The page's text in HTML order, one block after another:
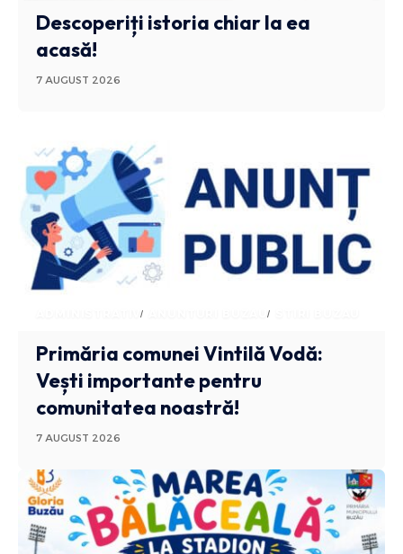
Descoperiți istoria chiar la ea
acasă!
7 AUGUST 2026
ADMINISTRATIV ANUNTURI BUZAU
Primăria comunei Vintilă Vodă:
Vești importante pentru
comunitatea noastră!
7 AUGUST 2026